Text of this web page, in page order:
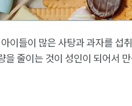
이들이 많은 사탕과 과자를 섭
을 줄이는 것이 성인이 되어서